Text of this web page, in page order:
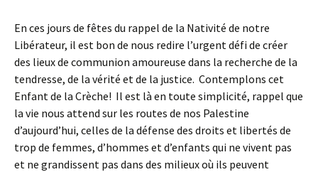
En ces jours de fêtes du rappel de la Nativité de notre
Libérateur, il est bon de nous redire l’urgent défi de créer
des lieux de communion amoureuse dans la recherche de la
tendresse, de la vérité et de la justice. Contemplons cet
Enfant de la Crèche! Il est là en toute simplicité, rappel que
la vie nous attend sur les routes de nos Palestine
d’aujourd’hui, celles de la défense des droits et libertés de
trop de femmes, d’hommes et d’enfants qui ne vivent pas
et ne grandissent pas dans des milieux où ils peuvent